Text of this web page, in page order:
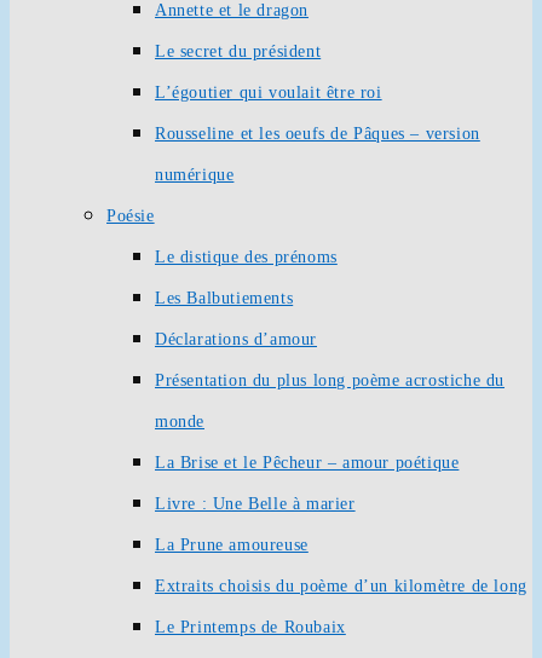
Annette et le dragon
Le secret du président
L’égoutier qui voulait être roi
Rousseline et les oeufs de Pâques – version
numérique
Poésie
Le distique des prénoms
Les Balbutiements
Déclarations d’amour
Présentation du plus long poème acrostiche du
monde
La Brise et le Pêcheur – amour poétique
Livre : Une Belle à marier
La Prune amoureuse
Extraits choisis du poème d’un kilomètre de long
Le Printemps de Roubaix